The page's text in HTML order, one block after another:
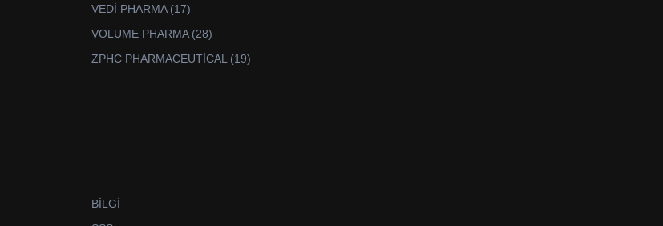
VEDİ PHARMA 1717
VOLUME PHARMA 2828
ZPHC PHARMACEUTİCAL 1919
BİLGİ